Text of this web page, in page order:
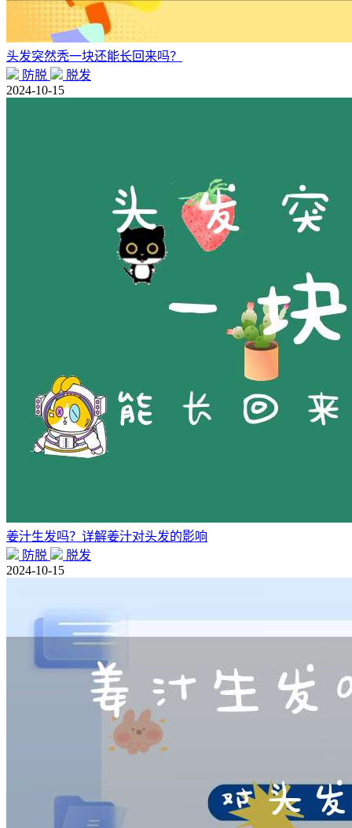
头发突然秃一块还能长回来吗？
防脱
脱发
2024-10-15
姜汁生发吗？详解姜汁对头发的影响
防脱
脱发
2024-10-15